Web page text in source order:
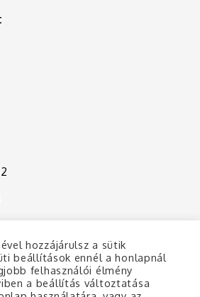
1 043
10 925
hozzájárulsz a sütik
beállítások ennél a honlapnál
felhasználói élmény
a beállítás változtatása